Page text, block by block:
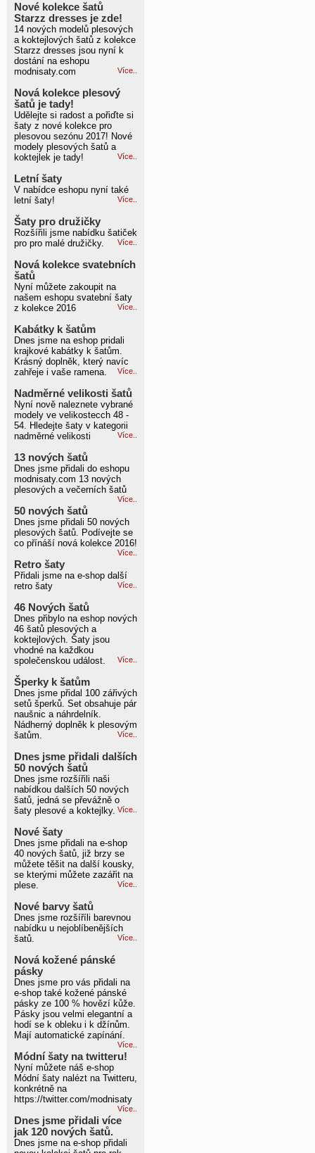
Nové kolekce šatů
Starzz dresses je zde!
14 nových modelů plesových
a koktejlových šatů z kolekce
Starzz dresses jsou nyní k
dostání na eshopu
modnisaty.com
Více..
Nová kolekce plesový
šatů je tady!
Udělejte si radost a pořiďte si
šaty z nové kolekce pro
plesovou sezónu 2017! Nové
modely plesových šatů a
koktejlek je tady!
Více..
Letní šaty
V nabídce eshopu nyní také
letní šaty!
Více..
Šaty pro družičky
Rozšířili jsme nabídku šatiček
pro pro malé družičky.
Více..
Nová kolekce svatebních
šatů
Nyní můžete zakoupit na
našem eshopu svatební šaty
z kolekce 2016
Více..
Kabátky k šatům
Dnes jsme na eshop pridali
krajkové kabátky k šatům.
Krásný doplněk, který navíc
zahřeje i vaše ramena.
Více..
Nadměrné velikosti šatů
Nyní nově naleznete vybrané
modely ve velikostecch 48 -
54. Hledejte šaty v kategorii
nadměrné velikosti
Více..
13 nových šatů
Dnes jsme přidali do eshopu
modnisaty.com 13 nových
plesových a večerních šatů
Více..
50 nových šatů
Dnes jsme přidali 50 nových
plesových šatů. Podívejte se
co přínáší nová kolekce 2016!
Více..
Retro šaty
Přidali jsme na e-shop další
retro šaty
Více..
46 Nových šatů
Dnes přibylo na eshop nových
46 šatů plesových a
koktejlových. Šaty jsou
vhodné na každkou
společenskou událost.
Více..
Šperky k šatům
Dnes jsme přidal 100 zářivých
setů šperků. Set obsahuje pár
naušnic a náhrdelník.
Nádherný doplněk k plesovým
šatům.
Více..
Dnes jsme přidali dalších
50 nových šatů
Dnes jsme rozšířili naši
nabídkou dalších 50 nových
šatů, jedná se převážně o
šaty plesové a koktejlky. Více..
Nové šaty
Dnes jsme přidali na e-shop
40 nových šatů, již brzy se
můžete těšit na další kousky,
se kterými můžete zazářit na
plese.
Více..
Nové barvy šatů
Dnes jsme rozšíříli barevnou
nabídku u nejoblíbenějších
šatů.
Více..
Nová kožené pánské
pásky
Dnes jsme pro vás přidali na
e-shop také kožené pánské
pásky ze 100 % hovězí kůže.
Pásky jsou velmi elegantní a
hodí se k obleku i k džínům.
Mají automatické zapínání.
Více..
Módní šaty na twitteru!
Nyní můžete náš e-shop
Módní šaty nalézt na Twitteru,
konkrétně na
https://twitter.com/modnisaty
Více..
Dnes jsme přidali více
jak 120 nových šatů.
Dnes jsme na e-shop přidali